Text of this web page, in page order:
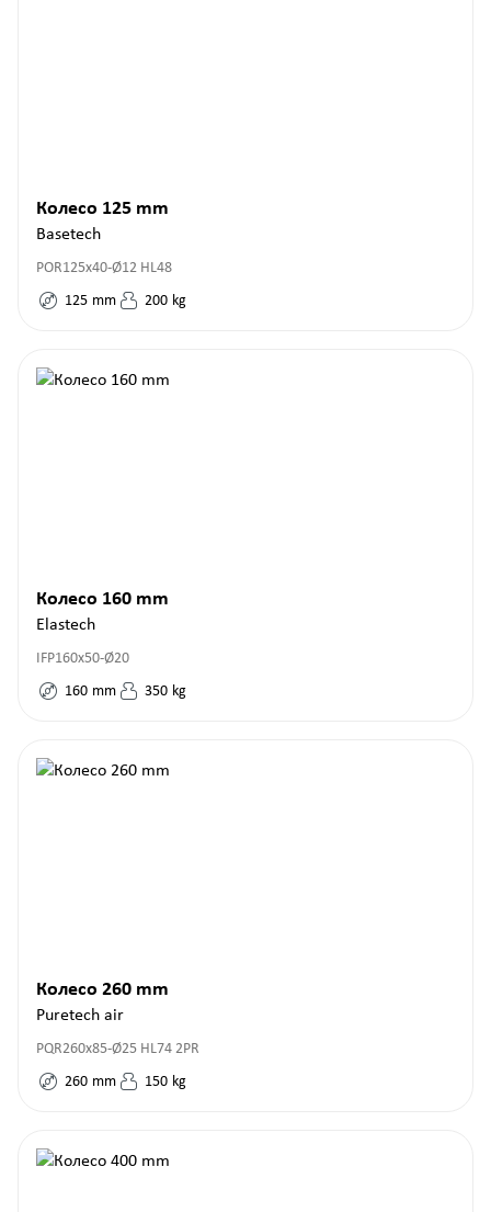
Колесо 125 mm
Basetech
POR125x40-Ø12 HL48
125 mm 200 kg
Колесо 160 mm
Elastech
IFP160x50-Ø20
160 mm 350 kg
Колесо 260 mm
Puretech air
PQR260x85-Ø25 HL74 2PR
260 mm 150 kg